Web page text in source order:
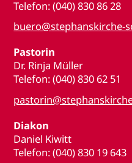
Telefon: (040) 830 86 28
buero@stephanskirche-
Pastorin
Dr. Rinja Müller
Telefon: (040) 830 62 51
Diakon
Daniel Kiwitt
Telefon: (040) 830 19 643